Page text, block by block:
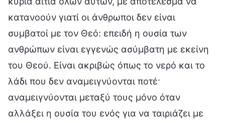
κατανοούν γιατί οι άνθρωποι δεν είναι
συμβατοί με τον Θεό: επειδή η ουσία των
ανθρώπων είναι εγγενώς ασύμβατη με εκείνη
του Θεού. Είναι ακριβώς όπως το νερό και το
λάδι που δεν αναμειγνύονται ποτέ·
αναμειγνύονται μεταξύ τους μόνο όταν
αλλάξει η ουσία του ενός για να ταιριάζει με